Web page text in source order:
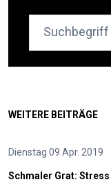
WEITERE BEITRÄGE
Dienstag 09 Apr. 2019
Schmaler Grat: